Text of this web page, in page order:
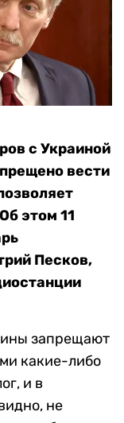
с Украиной
вести
этом 11
Песков,
запрещают
какие-либо
и в
не